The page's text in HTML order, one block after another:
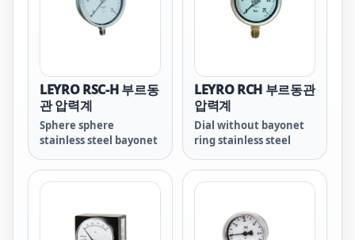
LEYRO RSC-H 부르동
관 압력계
Sphere sphere
stainless steel bayonet
LEYRO RCH 부르동관
압력계
Dial without bayonet
ring stainless steel